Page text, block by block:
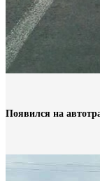
Появился на